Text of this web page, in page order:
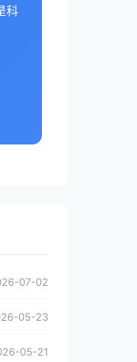
科
07-02
05-23
05-21